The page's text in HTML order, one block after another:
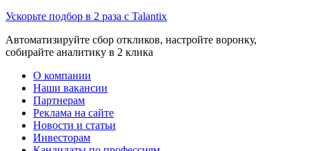
Ускорьте подбор в 2 раза с Talantix
Автоматизируйте сбор откликов, настройте воронку,
собирайте аналитику в 2 клика
О компании
Наши вакансии
Партнерам
Реклама на сайте
Новости и статьи
Инвесторам